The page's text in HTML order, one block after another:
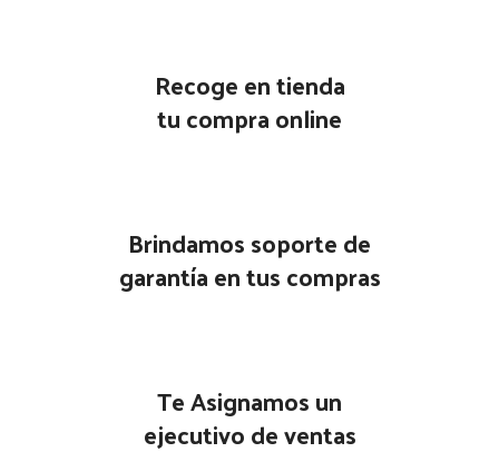
Recoge en tienda
tu compra online
Brindamos soporte de
garantía en tus compras
Te Asignamos un
ejecutivo de ventas